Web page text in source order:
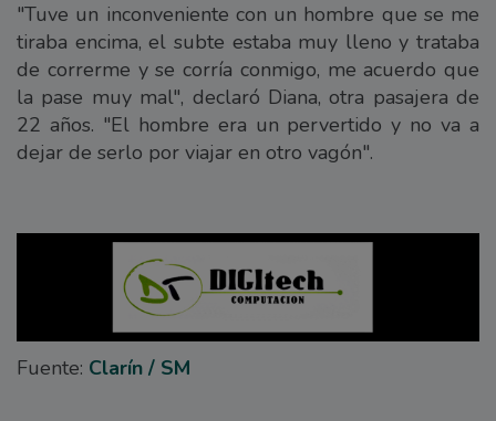
"Tuve un inconveniente con un hombre que se me
tiraba encima, el subte estaba muy lleno y trataba
de correrme y se corría conmigo, me acuerdo que
la pase muy mal", declaró Diana, otra pasajera de
22 años. "El hombre era un pervertido y no va a
dejar de serlo por viajar en otro vagón".
Fuente: Clarín / SM